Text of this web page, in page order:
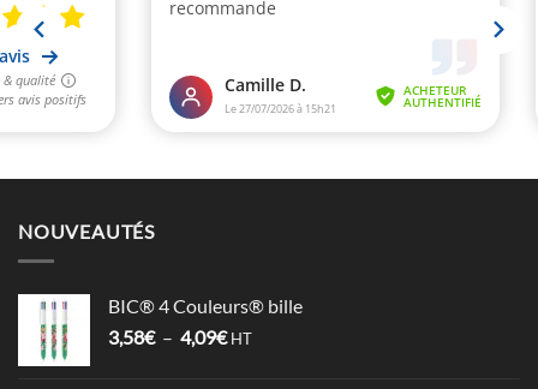
NOUVEAUTÉS
BIC® 4 Couleurs® bille
3,58€ – 4,09€Plage
HT